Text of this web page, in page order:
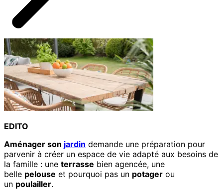
EDITO
Aménager son jardin demande une préparation pour
parvenir à créer un espace de vie adapté aux besoins de
la famille : une terrasse bien agencée, une
belle pelouse et pourquoi pas un potager ou
un poulailler.